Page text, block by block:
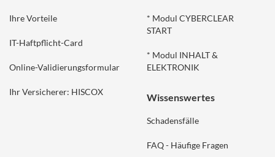
Ihre Vorteile
IT-Haftpflicht-Card
Online-Validierungsformular
Ihr Versicherer: HISCOX
* Modul CYBERCLEAR
START
* Modul INHALT &
ELEKTRONIK
Wissenswertes
Schadensfälle
FAQ - Häufige Fragen